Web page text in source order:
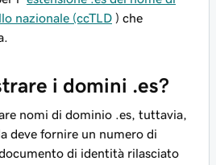
nazionale (ccTLD ) che
i domini .es?
nomi di dominio .es, tuttavia,
deve fornire un numero di
di identità rilasciato